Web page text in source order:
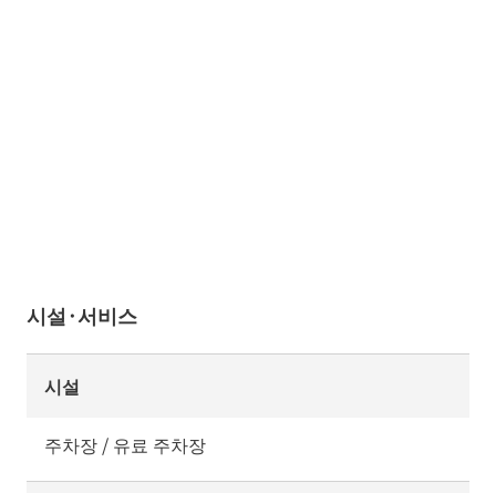
시설·서비스
시설
주차장 / 유료 주차장